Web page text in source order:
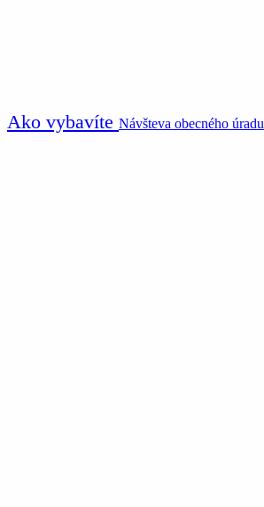
Ako vybavíte Návšteva obecného úradu